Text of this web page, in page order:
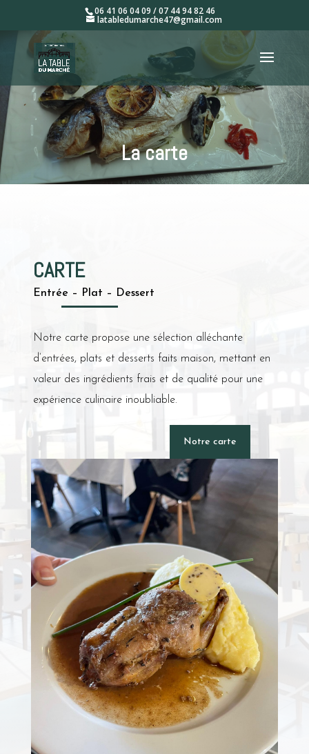
06 41 06 04 09 / 07 44 94 82 46
latabledumarche47@gmail.com
La carte
CARTE
Entrée – Plat – Dessert
Notre carte propose une sélection alléchante
d’entrées, plats et desserts faits maison, mettant en
valeur des ingrédients frais et de qualité pour une
expérience culinaire inoubliable.
Notre carte